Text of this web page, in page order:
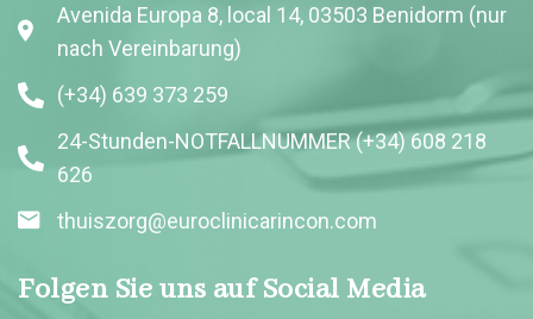
Avenida Europa 8, local 14, 03503 Benidorm (nur
nach Vereinbarung)
(+34) 639 373 259
24-Stunden-NOTFALLNUMMER (+34) 608 218
626
thuiszorg@euroclinicarincon.com
Folgen Sie uns auf Social Media